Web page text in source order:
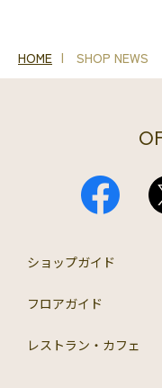
HOME SHOP NEWS
ショップガイド
フロアガイド
レストラン・カフェ